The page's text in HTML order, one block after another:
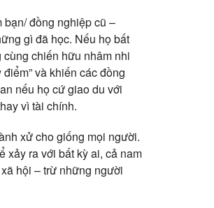
đồng nghiệp cũ –
gì đã học. Nếu họ bất
chiến hữu nhâm nhi
và khiến các đồng
nếu họ cứ giao du với
vì tài chính.
xử cho giống mọi người.
xảy ra với bất kỳ ai, cả nam
hội – trừ những người